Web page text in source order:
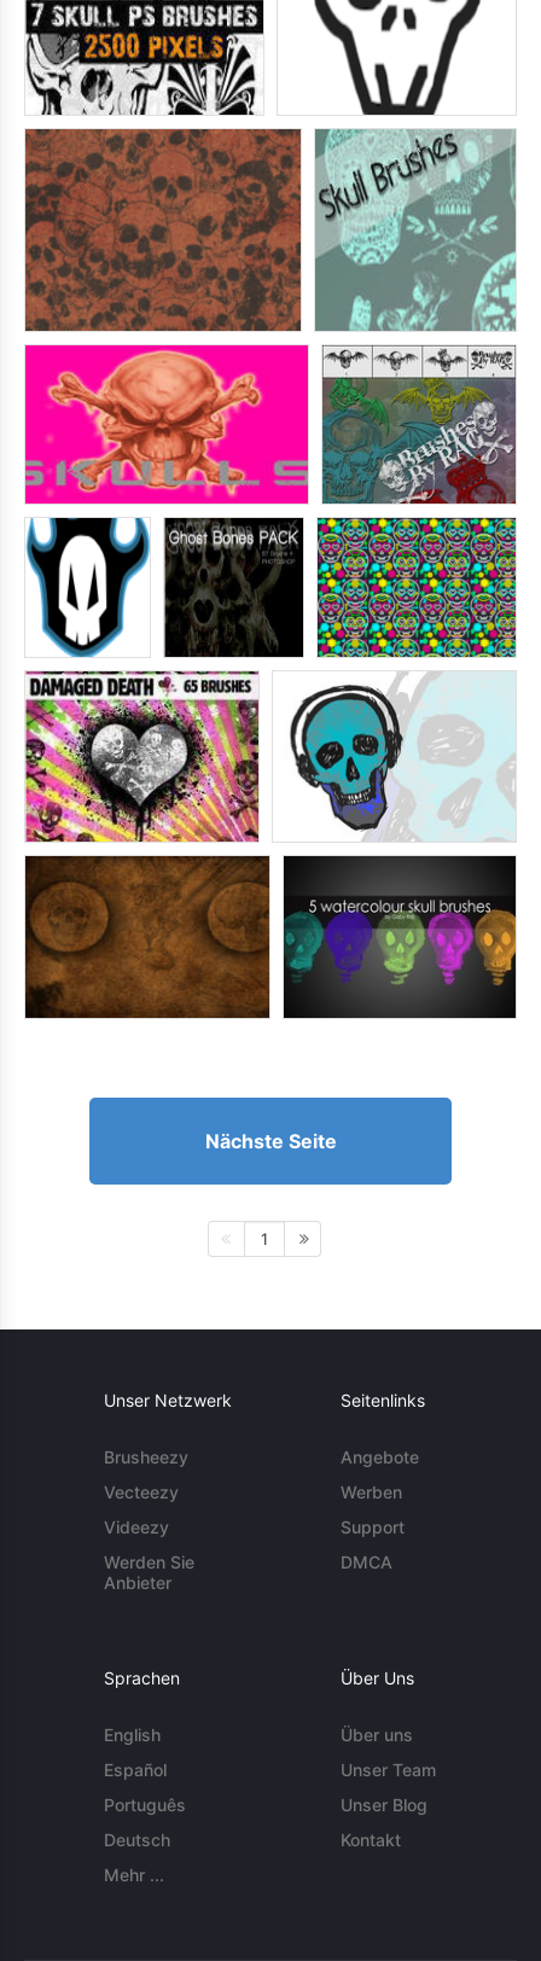
Nächste Seite
1
Unser Netzwerk
Brusheezy
Vecteezy
Videezy
Werden Sie
Anbieter
Seitenlinks
Angebote
Werben
Support
DMCA
Sprachen
English
Español
Português
Deutsch
Mehr ...
Über Uns
Über uns
Unser Team
Unser Blog
Kontakt